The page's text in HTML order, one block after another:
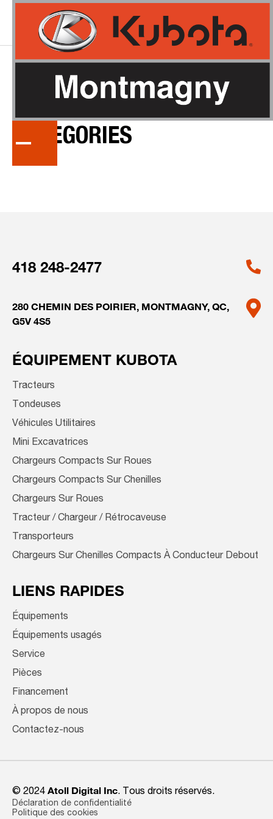
CRON UPDATE
CATEGORIES
418 248-2477
280 CHEMIN DES POIRIER, MONTMAGNY, QC,
G5V 4S5
ÉQUIPEMENT KUBOTA
Tracteurs
Tondeuses
Véhicules Utilitaires
Mini Excavatrices
Chargeurs Compacts Sur Roues
Chargeurs Compacts Sur Chenilles
Chargeurs Sur Roues
Tracteur / Chargeur / Rétrocaveuse
Transporteurs
Chargeurs Sur Chenilles Compacts À Conducteur Debout
LIENS RAPIDES
Équipements
Équipements usagés
Service
Pièces
Financement
À propos de nous
Contactez-nous
© 2024 Atoll Digital Inc. Tous droits réservés.
Déclaration de confidentialité
Politique des cookies